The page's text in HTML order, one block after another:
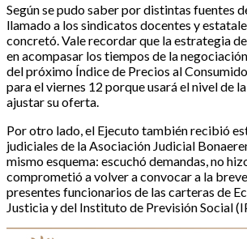
Según se pudo saber por distintas fuentes
llamado a los sindicatos docentes y
concretó. Vale recordar que la estrategia
en acompasar los tiempos de la
del próximo Índice de Precios al
para el viernes 12 porque usará el nivel de
ajustar su oferta.
Por otro lado, el Ejecuto también recibió
judiciales de la Asociación Judicial
mismo esquema: escuchó demandas, no
comprometió a volver a convocar a la
presentes funcionarios de las carteras de
Justicia y del Instituto de Previsión Social